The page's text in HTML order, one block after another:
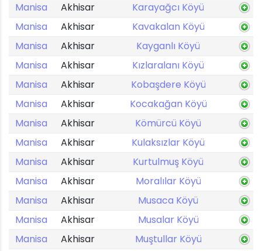
Manisa
Akhisar
Karayağcı Köyü
Manisa
Akhisar
Kavakalan Köyü
Manisa
Akhisar
Kayganlı Köyü
Manisa
Akhisar
Kızlaralanı Köyü
Manisa
Akhisar
Kobaşdere Köyü
Manisa
Akhisar
Kocakağan Köyü
Manisa
Akhisar
Kömürcü Köyü
Manisa
Akhisar
Kulaksızlar Köyü
Manisa
Akhisar
Kurtulmuş Köyü
Manisa
Akhisar
Moralılar Köyü
Manisa
Akhisar
Musaca Köyü
Manisa
Akhisar
Musalar Köyü
Manisa
Akhisar
Muştullar Köyü